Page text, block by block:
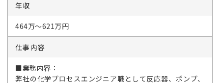
年収
464万～621万円
仕事内容
■業務内容：
弊社の化学プロセスエンジニア職として反応器、ポンプ、